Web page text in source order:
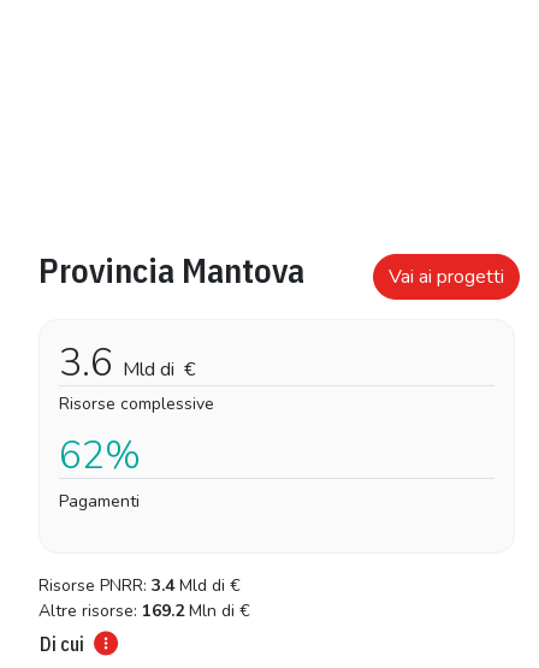
Provincia Mantova Vai ai progetti
3.6 Mld di €
Risorse complessive
62%
Pagamenti
Risorse PNRR: 3.4 Mld di €
Altre risorse: 169.2 Mln di €
Di cui